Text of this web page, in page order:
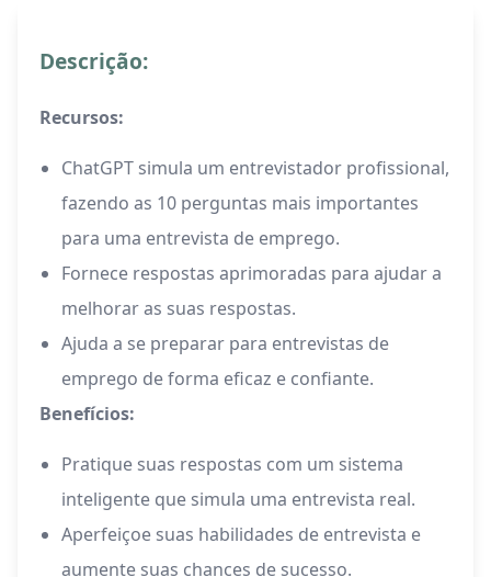
Descrição:
Recursos:
ChatGPT simula um entrevistador profissional,
fazendo as 10 perguntas mais importantes
para uma entrevista de emprego.
Fornece respostas aprimoradas para ajudar a
melhorar as suas respostas.
Ajuda a se preparar para entrevistas de
emprego de forma eficaz e confiante.
Benefícios:
Pratique suas respostas com um sistema
inteligente que simula uma entrevista real.
Aperfeiçoe suas habilidades de entrevista e
aumente suas chances de sucesso.